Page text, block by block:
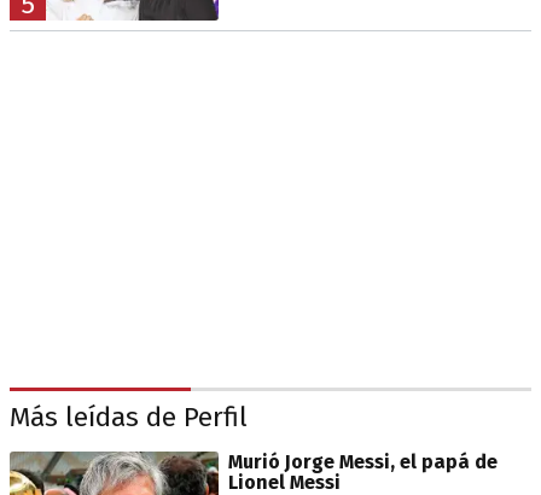
Más leídas de Perfil
Murió Jorge Messi, el papá de
Lionel Messi